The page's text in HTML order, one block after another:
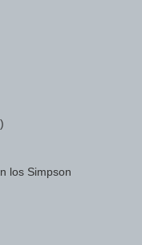
los Simpson